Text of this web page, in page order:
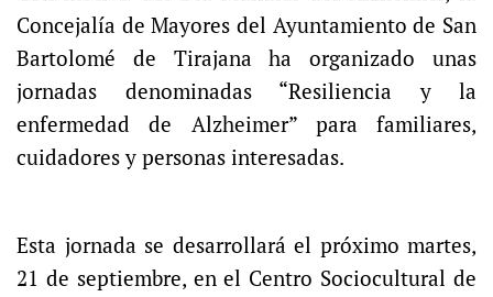
Concejalía de Mayores del Ayuntamiento de San
Bartolomé de Tirajana ha organizado unas
jornadas denominadas “Resiliencia y la
enfermedad de Alzheimer” para familiares,
cuidadores y personas interesadas.
Esta jornada se desarrollará el próximo martes,
21 de septiembre, en el Centro Sociocultural de